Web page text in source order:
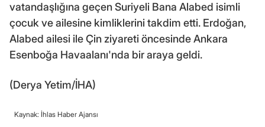
vatandaşlığına geçen Suriyeli Bana Alabed isimli
çocuk ve ailesine kimliklerini takdim etti. Erdoğan,
Alabed ailesi ile Çin ziyareti öncesinde Ankara
Esenboğa Havaalanı'nda bir araya geldi.
(Derya Yetim/İHA)
Kaynak: İhlas Haber Ajansı